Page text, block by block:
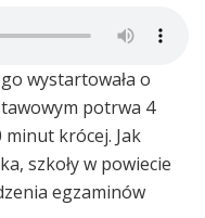
wystartowała o
potrwa 4
krócej. Jak
szkoły w powiecie
egzaminów